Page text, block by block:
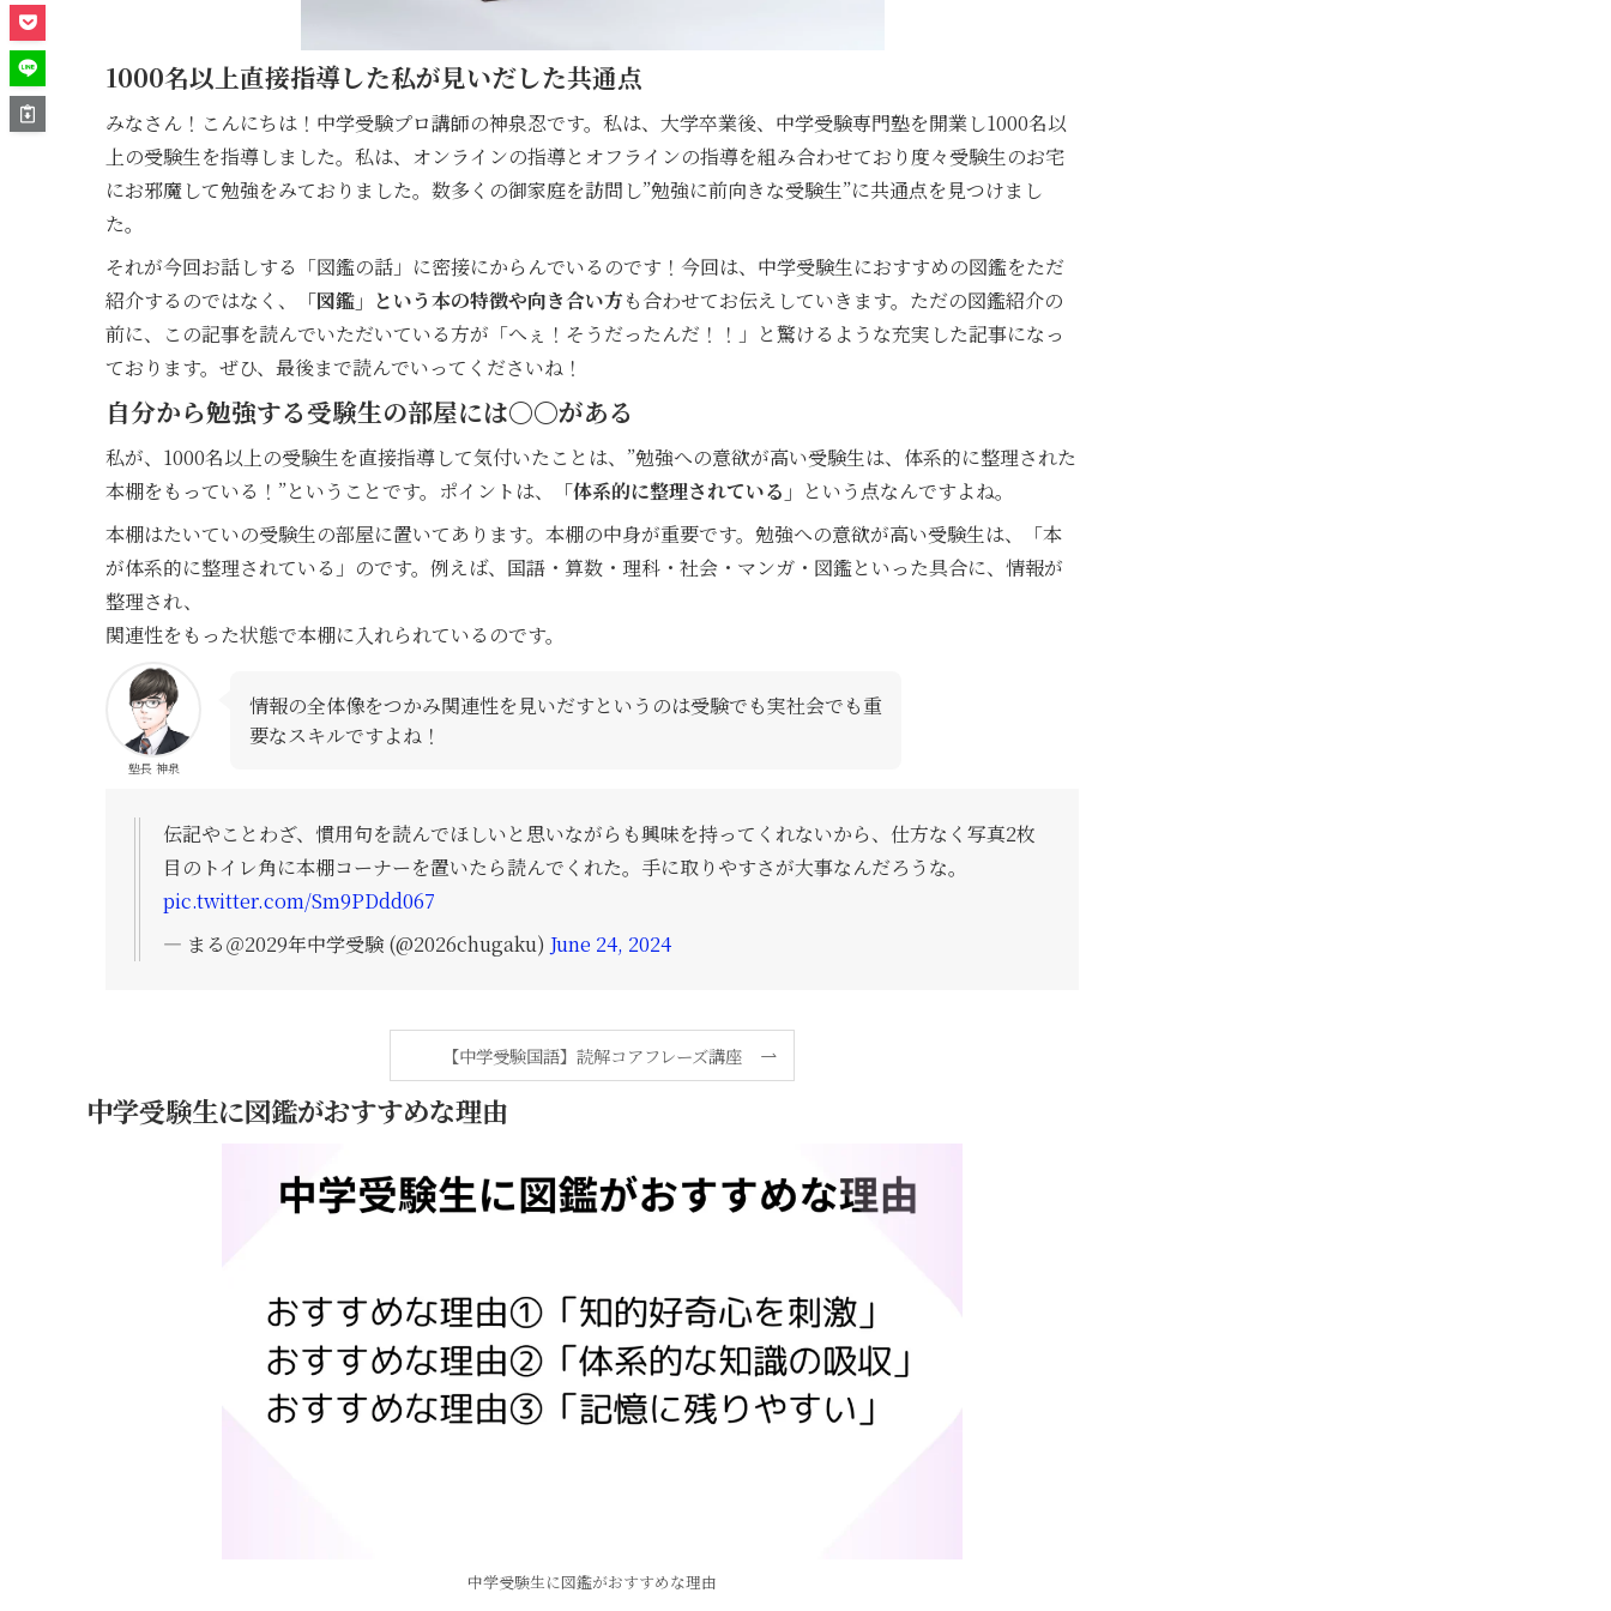
1000名以上直接指導した私が見いだした共通点
みなさん！こんにちは！中学受験プロ講師の神泉忍です。私は、大学卒業後、中学受験専門塾を開業し1000名以
上の受験生を指導しました。私は、オンラインの指導とオフラインの指導を組み合わせており度々受験生のお宅
にお邪魔して勉強をみておりました。数多くの御家庭を訪問し”勉強に前向きな受験生”に共通点を見つけまし
た。
それが今回お話しする「図鑑の話」に密接にからんでいるのです！今回は、中学受験生におすすめの図鑑をただ
紹介するのではなく、
「図鑑」という本の特徴や向き合い方も合わせてお伝えしていきます。ただの図鑑紹介の
前に、この記事を読んでいただいている方が「へぇ！そうだったんだ！！」と驚けるような充実した記事になっ
ております。ぜひ、最後まで読んでいってくださいね！
自分から勉強する受験生の部屋には〇〇がある
私が、1000名以上の受験生を直接指導して気付いたことは、”勉強への意欲が高い受験生は、体系的に整理された
本棚をもっている！”ということです。ポイントは、
「体系的に整理されている」 という点なんですよね。
本棚はたいていの受験生の部屋に置いてあります。本棚の中身が重要です。勉強への意欲が高い受験生は、「本
が体系的に整理されている」のです。例えば、国語・算数・理科・社会・マンガ・図鑑といった具合に、情報が
整理され、
関連性をもった状態で本棚に入れられているのです。
塾長 神泉
情報の全体像をつかみ関連性を見いだすというのは受験でも実社会でも重
要なスキルですよね！
伝記やことわざ、慣用句を読んでほしいと思いながらも興味を持ってくれないから、仕方なく写真2枚
目のトイレ角に本棚コーナーを置いたら読んでくれた。手に取りやすさが大事なんだろうな。
pic.twitter.com/Sm9PDdd067
— まる＠2029年中学受験 (@2026chugaku) June 24, 2024
【中学受験国語】読解コアフレーズ講座
中学受験生に図鑑がおすすめな理由
中学受験生に図鑑がおすすめな理由